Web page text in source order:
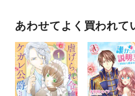
あわせてよく買われて